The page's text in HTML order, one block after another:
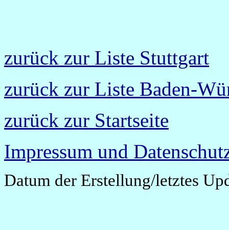
zurück zur Liste Stuttgart
zurück zur Liste Baden-
zurück zur Startseite
Impressum und
Datum der Erstellung/letztes